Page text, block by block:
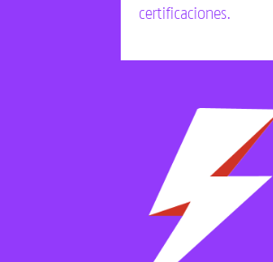
certificaciones.